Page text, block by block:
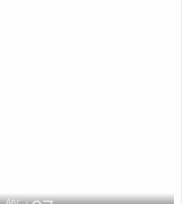
Авг